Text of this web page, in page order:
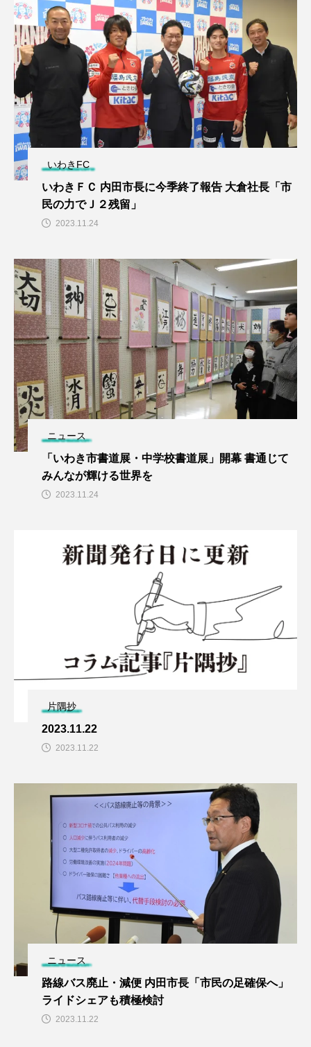
いわきFC
いわきＦＣ 内田市長に今季終了報告 大倉社長「市
民の力でＪ２残留」
2023.11.24
ニュース
「いわき市書道展・中学校書道展」開幕 書通じて
みんなが輝ける世界を
2023.11.24
片隅抄
2023.11.22
2023.11.22
ニュース
路線バス廃止・減便 内田市長「市民の足確保へ」
ライドシェアも積極検討
2023.11.22